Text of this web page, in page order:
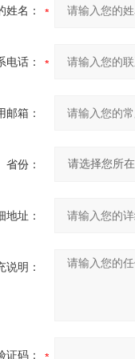
姓名：
电话：
邮箱：
省份：
地址：
说明：
证码：